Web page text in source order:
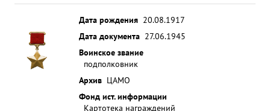
Дата рождения 20.08.1917
Дата документа 27.06.1945
Воинское звание
подполковник
Архив ЦАМО
Фонд ист. информации
Картотека награждений